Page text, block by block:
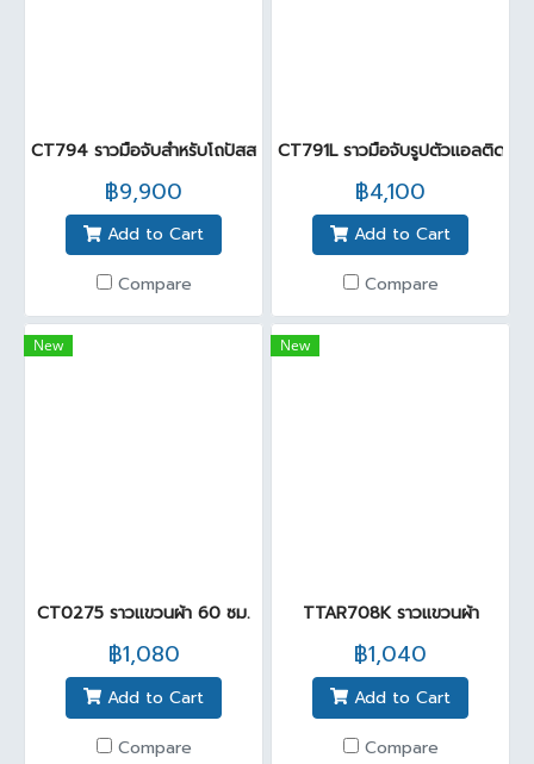
CT794 ราวมือจับสำหรับโถปัสสาวะชาย
฿9,900
Add to Cart
Compare
CT791L ราวมือจับรูปตัวแอลติดผนั
฿4,100
Add to Cart
Compare
New
CT0275 ราวแขวนผ้า 60 ซม.
฿1,080
Add to Cart
Compare
New
TTAR708K ราวแขวนผ้า
฿1,040
Add to Cart
Compare